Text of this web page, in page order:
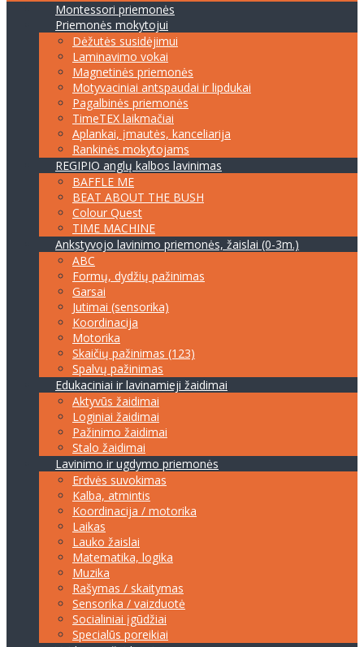
Montessori priemonės
Priemonės mokytojui
Dėžutės susidėjimui
Laminavimo vokai
Magnetinės priemonės
Motyvaciniai antspaudai ir lipdukai
Pagalbinės priemonės
TimeTEX laikmačiai
Aplankai, įmautės, kanceliarija
Rankinės mokytojams
REGIPIO anglų kalbos lavinimas
BAFFLE ME
BEAT ABOUT THE BUSH
Colour Quest
TIME MACHINE
Ankstyvojo lavinimo priemonės, žaislai (0-3m.)
ABC
Formų, dydžių pažinimas
Garsai
Jutimai (sensorika)
Koordinacija
Motorika
Skaičių pažinimas (123)
Spalvų pažinimas
Edukaciniai ir lavinamieji žaidimai
Aktyvūs žaidimai
Loginiai žaidimai
Pažinimo žaidimai
Stalo žaidimai
Lavinimo ir ugdymo priemonės
Erdvės suvokimas
Kalba, atmintis
Koordinacija / motorika
Laikas
Lauko žaislai
Matematika, logika
Muzika
Rašymas / skaitymas
Sensorika / vaizduotė
Socialiniai įgūdžiai
Specialūs poreikiai